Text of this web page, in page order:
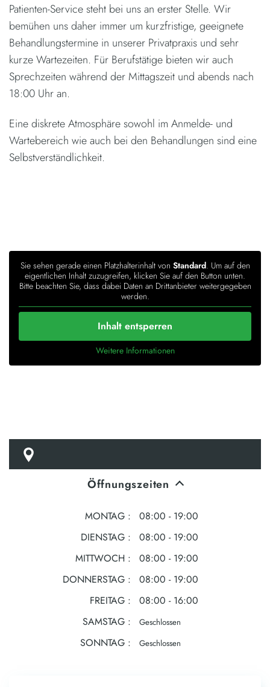
Patienten-Service steht bei uns an erster Stelle. Wir
bemühen uns daher immer um kurzfristige, geeignete
Behandlungstermine in unserer Privatpraxis und sehr
kurze Wartezeiten. Für Berufstätige bieten wir auch
Sprechzeiten während der Mittagszeit und abends nach
18:00 Uhr an.
Eine diskrete Atmosphäre sowohl im Anmelde- und
Wartebereich wie auch bei den Behandlungen sind eine
Selbstverständlichkeit.
Sie sehen gerade einen Platzhalterinhalt von Standard. Um auf den
eigentlichen Inhalt zuzugreifen, klicken Sie auf den Button unten.
Bitte beachten Sie, dass dabei Daten an Drittanbieter weitergegeben
werden.
Inhalt entsperren
Weitere Informationen
Öffnungszeiten
MONTAG
08:00 - 19:00
DIENSTAG
08:00 - 19:00
MITTWOCH
08:00 - 19:00
DONNERSTAG
08:00 - 19:00
FREITAG
08:00 - 16:00
SAMSTAG
Geschlossen
SONNTAG Geschlossen